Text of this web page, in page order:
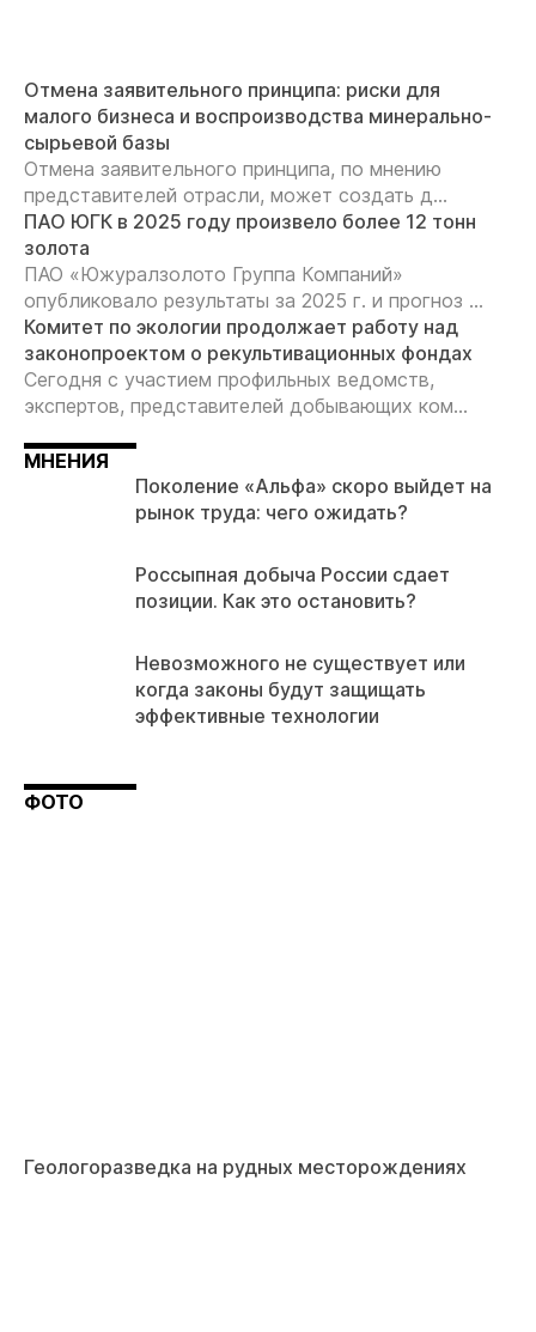
Отмена заявительного принципа: риски для
малого бизнеса и воспроизводства минерально-
сырьевой базы
Отмена заявительного принципа, по мнению
представителей отрасли, может создать д...
ПАО ЮГК в 2025 году произвело более 12 тонн
золота
ПАО «Южуралзолото Группа Компаний»
опубликовало результаты за 2025 г. и прогноз ...
Комитет по экологии продолжает работу над
законопроектом о рекультивационных фондах
Сегодня с участием профильных ведомств,
экспертов, представителей добывающих ком...
МНЕНИЯ
Поколение «Альфа» скоро выйдет на
рынок труда: чего ожидать?
Россыпная добыча России сдает
позиции. Как это остановить?
Невозможного не существует или
когда законы будут защищать
эффективные технологии
ФОТО
Геологоразведка на рудных месторождениях